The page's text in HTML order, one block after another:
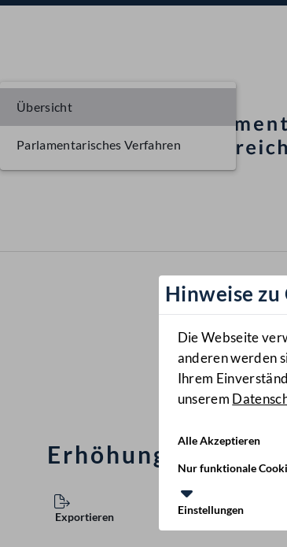
Hinweise zu
Die Webseite
anderen werden
Ihrem
unserem
Alle Akzeptieren
Nur funktionale
Einstellungen
Erhöhung des
Exportieren
Übersicht
Parlamentarisches Verfahren